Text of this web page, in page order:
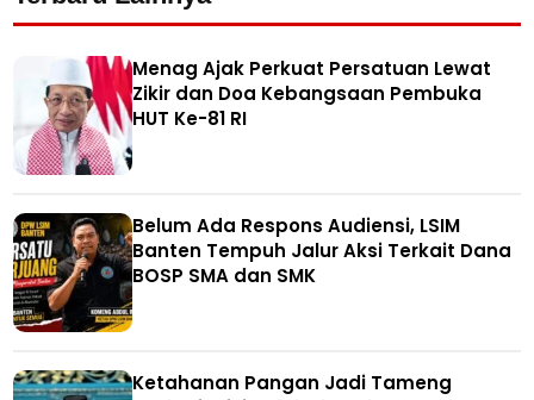
Menag Ajak Perkuat Persatuan Lewat
Zikir dan Doa Kebangsaan Pembuka
HUT Ke-81 RI
Belum Ada Respons Audiensi, LSIM
Banten Tempuh Jalur Aksi Terkait Dana
BOSP SMA dan SMK
Ketahanan Pangan Jadi Tameng